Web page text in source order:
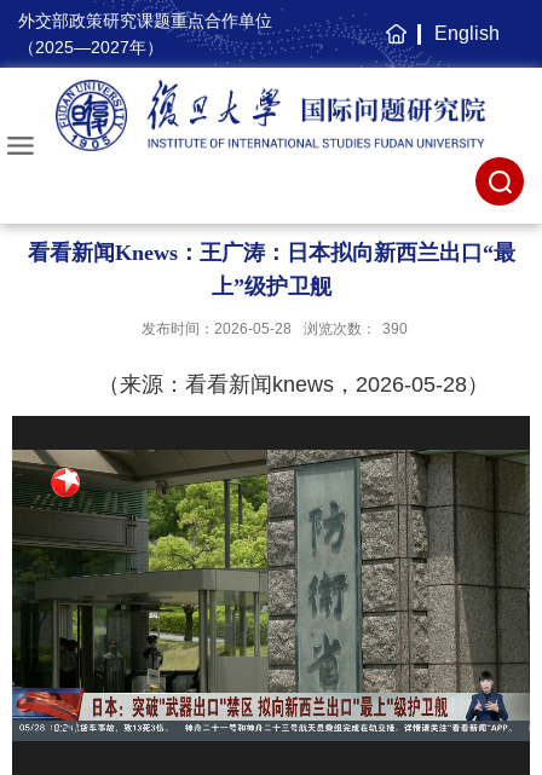
外交部政策研究课题重点合作单位
（2025—2027年）
主
页
English
看看新闻Knews：王广涛：日本拟向新西兰出口“最
上”级护卫舰
发布时间：2026-05-28 浏览次数： 390
（来源：看看新闻knews，2026-05-28）